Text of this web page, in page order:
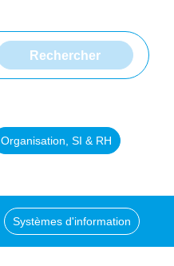
Organisation, SI & RH
Systèmes d'information